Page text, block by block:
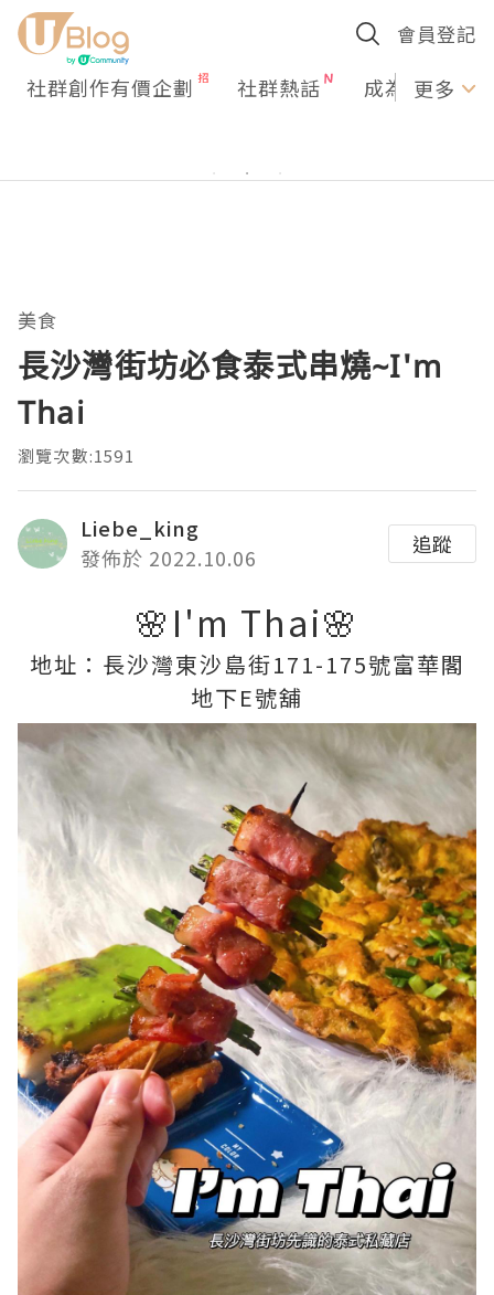
會員登記
社群創作有價企劃 社群熱話 成為U更多
美食
長沙灣街坊必食泰式串燒~I'm
Thai
瀏覽次數:1591
Liebe_king
發佈於 2022.10.06
追蹤
🌸I'm Thai🌸
地址：長沙灣東沙島街171-175號富華閣
地下E號舖